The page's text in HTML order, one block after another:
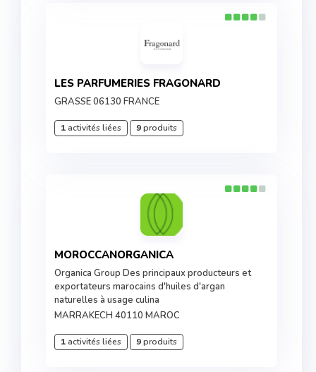
LES PARFUMERIES FRAGONARD
GRASSE 06130 FRANCE
1activités liées 9produits
MOROCCANORGANICA
Organica Group Des principaux producteurs et
exportateurs marocains d'huiles d'argan
naturelles à usage culina
MARRAKECH 40110 MAROC
1activités liées 9produits